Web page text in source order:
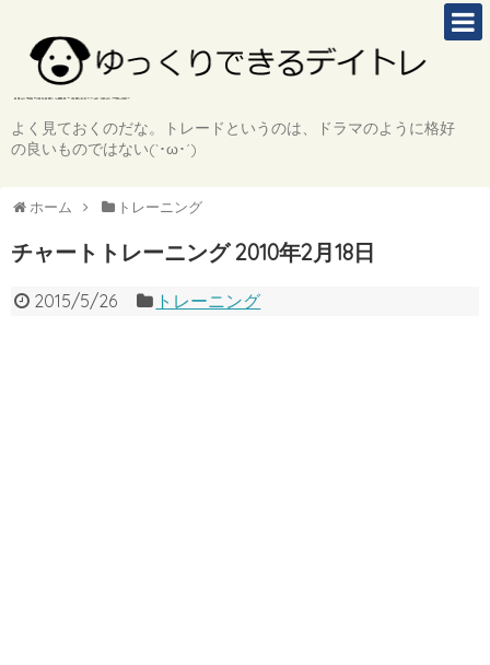
よく見ておくのだな。トレードというのは、ドラマのように格好
の良いものではない(`･ω･´)
ホーム トレーニング
チャートトレーニング 2010年2月18日
2015/5/26 トレーニング